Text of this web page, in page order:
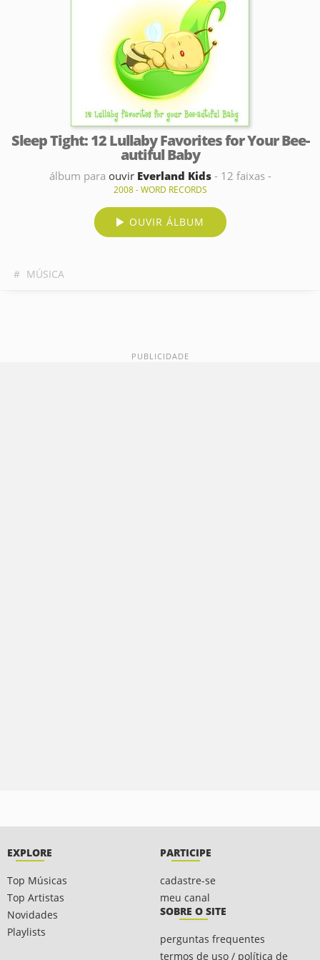
Sleep Tight: 12 Lullaby Favorites for Your Bee-
autiful Baby
álbum para ouvir Everland Kids- 12 faixas -
2008 - WORD RECORDS
OUVIR ÁLBUM
# MÚSICA
EXPLORE
Top Músicas
Top Artistas
Novidades
Playlists
PARTICIPE
cadastre-se
meu canal
SOBRE O SITE
perguntas frequentes
termos de uso / política de